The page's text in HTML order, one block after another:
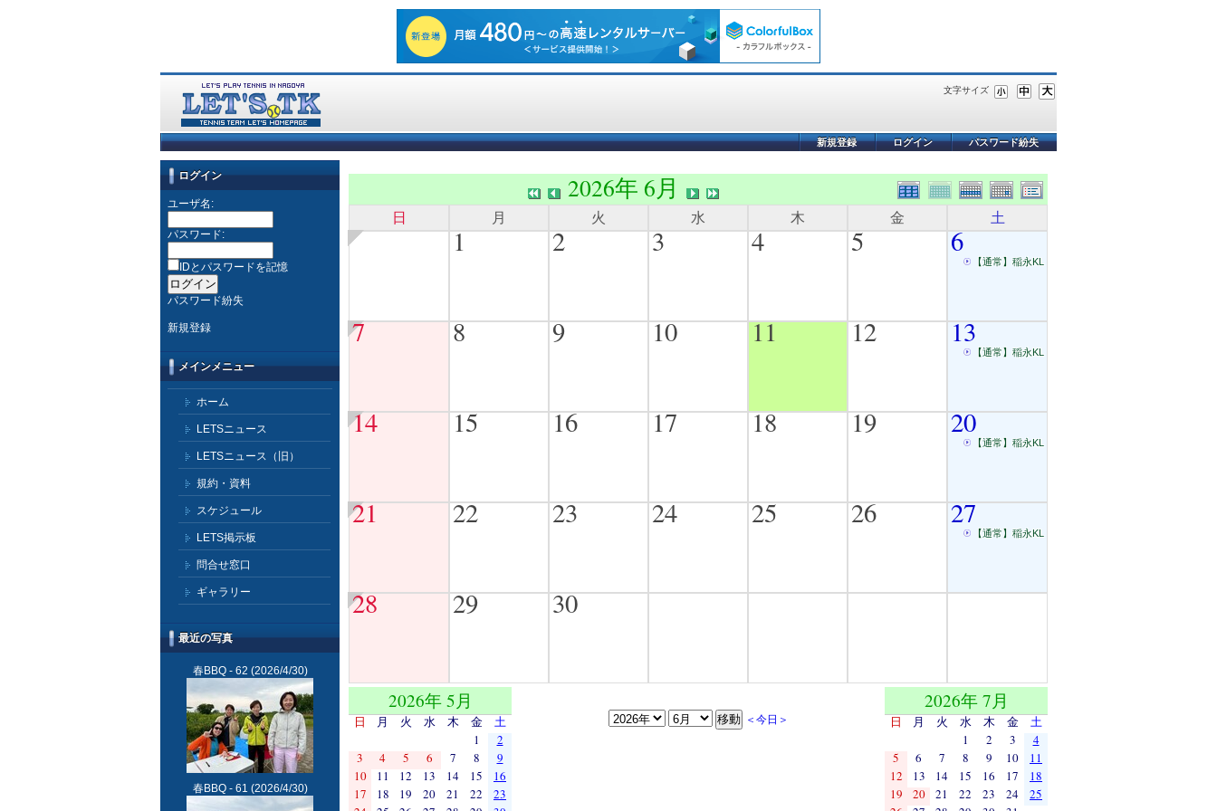
文字サイズ
パスワード紛失
ログイン
新規登録
ログイン
ユーザ名:
パスワード:
IDとパスワードを記憶
パスワード紛失
新規登録
メインメニュー
ホーム
LETSニュース
LETSニュース（旧）
規約・資料
スケジュール
LETS掲示板
問合せ窓口
ギャラリー
最近の写真
春BBQ - 62 (2026/4/30)
春BBQ - 61 (2026/4/30)
2026年 6月
日 月 火 水 木 金 土
1 2 3 4 5 6
【通常】稲永KL
7 8 9 10 11 12 13
【通常】稲永KL
14 15 16 17 18 19 20
【通常】稲永KL
21 22 23 24 25 26 27
【通常】稲永KL
28 29 30
＜今日＞
2026年 5月
日 月 火 水 木 金
土
1
2
3
4 5 6 7 8
9
10
11 12 13 14 15
16
17
18 19 20 21 22
23
2026年 7月
日 月 火 水 木 金
土
1
2 3
4
5
6 7 8 9 10
11
12
13 14 15 16 17
18
19
20 21 22 23 24
25